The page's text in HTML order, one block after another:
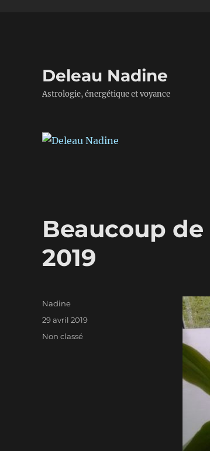
Deleau Nadine
Astrologie, énergétique et voyance
Beaucoup
2019
Auteur
Nadine
Publié
29 avril 2019
Catégories
Non classé